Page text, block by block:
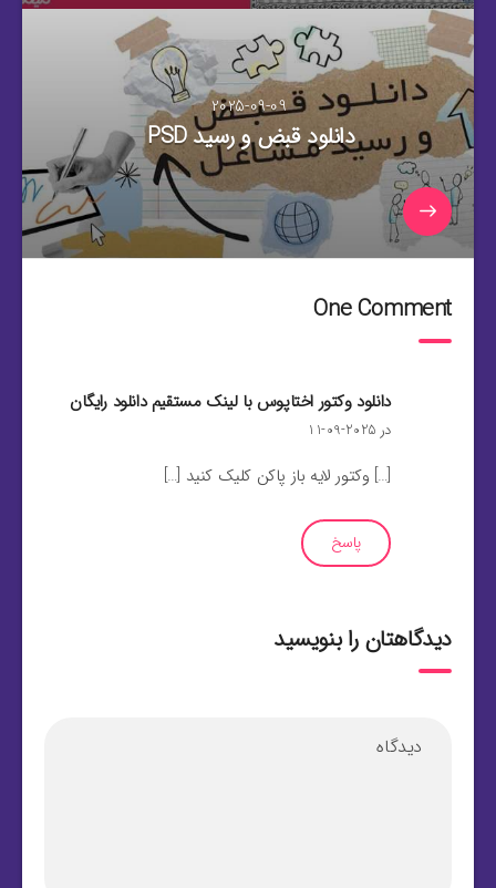
2025-09-09
دانلود قبض و رسید PSD
One Comment
دانلود وکتور اختاپوس با لینک مستقیم دانلود رایگان
در 2025-09-11
[…] وکتور لایه باز پاکن کلیک کنید […]
پاسخ
دیدگاهتان را بنویسید